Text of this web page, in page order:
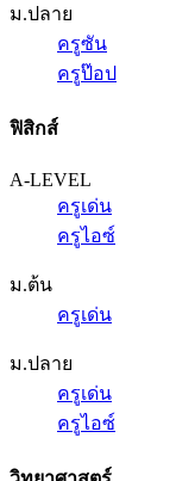
ม.ปลาย
ครูซัน
ครูป๊อป
ฟิสิกส์
A-LEVEL
ครูเด่น
ครูไอซ์
ม.ต้น
ครูเด่น
ม.ปลาย
ครูเด่น
ครูไอซ์